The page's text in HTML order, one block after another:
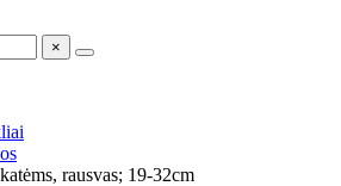
×
rausvas; 19-32cm